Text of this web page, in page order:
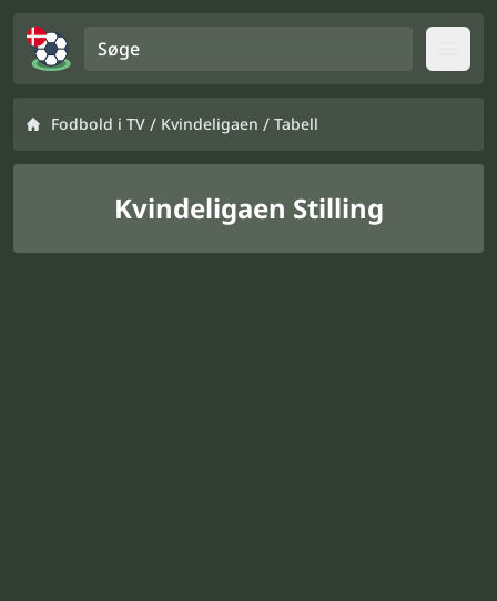
Fodbold i TV / Kvindeligaen / Tabell
Kvindeligaen Stilling